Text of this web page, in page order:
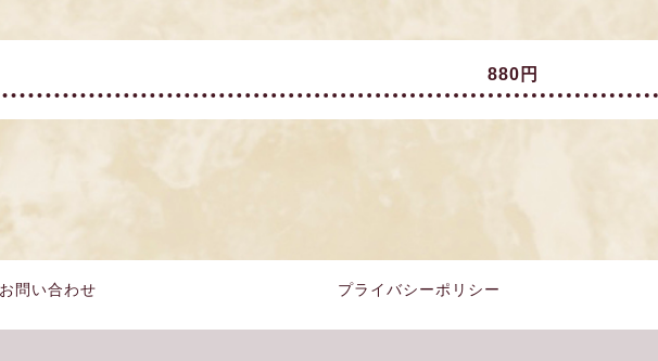
880円
お問い合わせ プライバシーポリシー